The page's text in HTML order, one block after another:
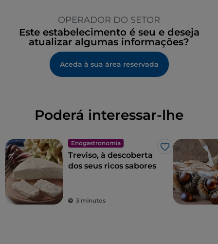
OPERADOR DO SETOR
Este estabelecimento é seu e deseja
atualizar algumas informações?
Aceda à sua área reservada
Poderá interessar-lhe
Enogastronomia
Gosto
Treviso, à descoberta
dos seus ricos sabores
3 minutos